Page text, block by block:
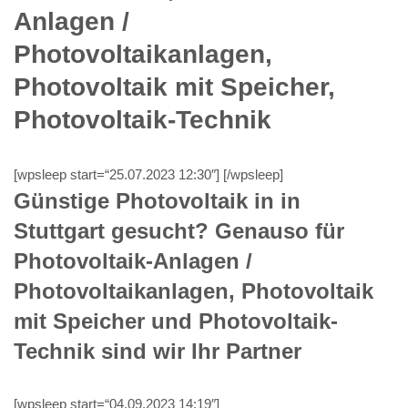
Anlagen /
Photovoltaikanlagen,
Photovoltaik mit Speicher,
Photovoltaik-Technik
[wpsleep start=“25.07.2023 12:30″] [/wpsleep]
Günstige Photovoltaik in in
Stuttgart gesucht? Genauso für
Photovoltaik-Anlagen /
Photovoltaikanlagen, Photovoltaik
mit Speicher und Photovoltaik-
Technik sind wir Ihr Partner
[wpsleep start=“04.09.2023 14:19″]